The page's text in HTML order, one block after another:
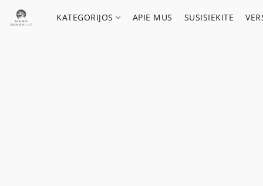
KATEGORIJOS APIE MUS SUSISIEKITE